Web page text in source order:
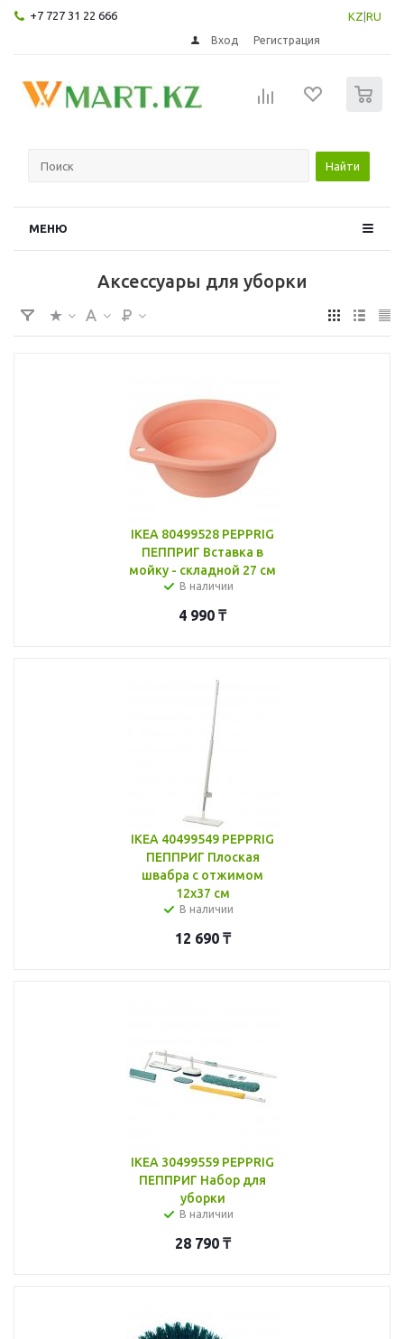
+7 727 31 22 666 KZ RU
Вход Регистрация
Найти
МЕНЮ
Аксессуары для уборки
IKEA 80499528 PEPPRIG
ПЕППРИГ Вставка в
мойку - складной 27 см
В наличии
4 990 ₸
IKEA 40499549 PEPPRIG
ПЕППРИГ Плоская
швабра с отжимом
12x37 см
В наличии
12 690₸
IKEA 30499559 PEPPRIG
ПЕППРИГ Набор для
уборки
В наличии
28 790₸